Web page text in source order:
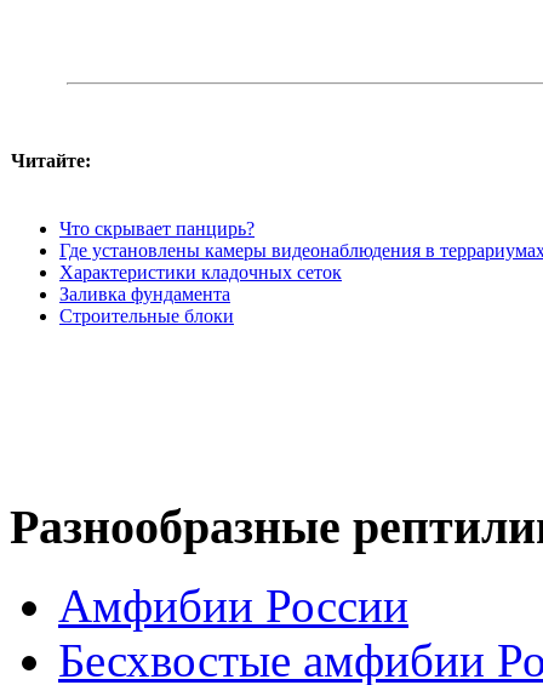
Читайте:
Что скрывает панцирь?
Где установлены камеры видеонаблюдения в
Характеристики кладочных сеток
Заливка фундамента
Строительные блоки
Разнообразные
Амфибии России
Бесхвостые амфибии